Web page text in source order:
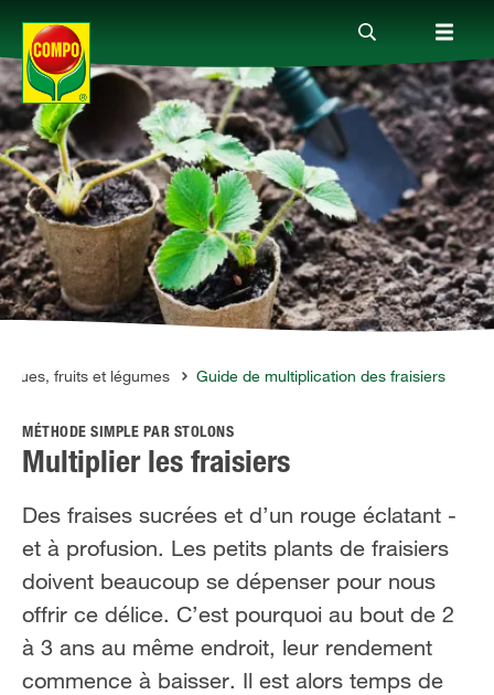
Produits
Conseil
Thèmes
Service
Qui sommes-nous?
FR NL
fruits et légumes Guide de multiplication des fraisiers
MÉTHODE SIMPLE PAR STOLONS
Multiplier les fraisiers
Des fraises sucrées et d’un rouge éclatant -
et à profusion. Les petits plants de fraisiers
doivent beaucoup se dépenser pour nous
offrir ce délice. C’est pourquoi au bout de 2
à 3 ans au même endroit, leur rendement
commence à baisser. Il est alors temps de